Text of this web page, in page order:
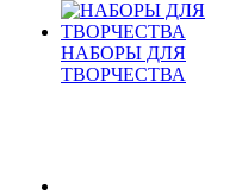
НАБОРЫ ДЛЯ
ТВОРЧЕСТВА